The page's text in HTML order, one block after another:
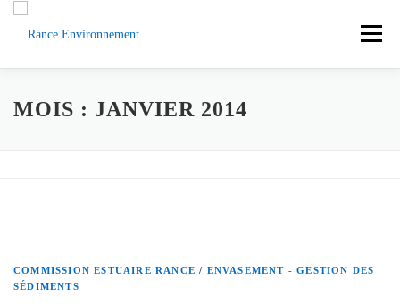
Menu
ACCUEIL ACTUS DOCUMENTS
MOIS : JANVIER 2014
COMMISSION ESTUAIRE RANCE / ENVASEMENT - GESTION DES
SÉDIMENTS